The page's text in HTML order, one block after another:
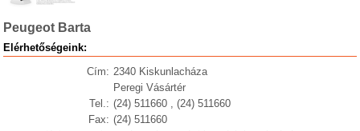
Peugeot Barta
Elérhetőségeink:
Cím: 2340 Kiskunlacháza
Peregi Vásártér
Tel.: (24) 511660 , (24) 511660
Fax: (24) 511660